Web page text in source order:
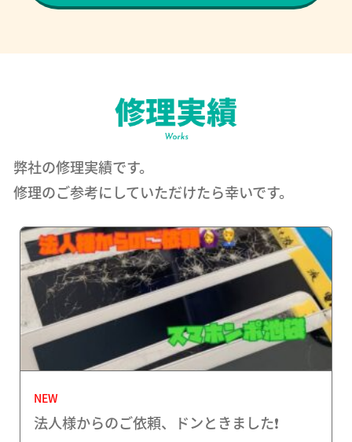
弊社の修理実績です。
修理のご参考にしていただけたら幸いです。
NEW
法人様からのご依頼、ドンときました❗️